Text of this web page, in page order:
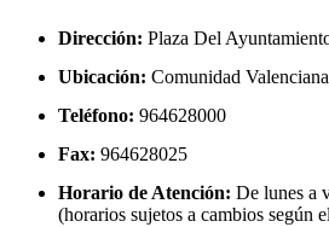
Dirección: Plaza Del
Ubicación: Comunidad
Teléfono: 964628000
Fax: 964628025
Horario de Atención: De lunes a
(horarios sujetos a cambios según